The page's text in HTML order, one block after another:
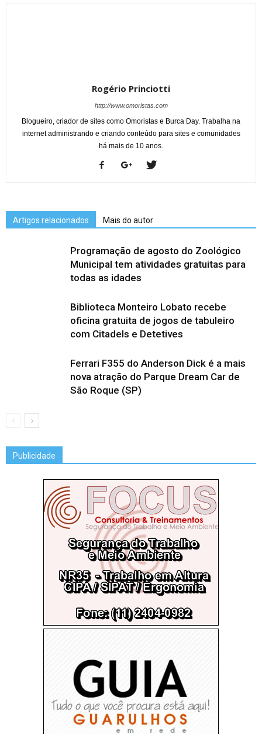
Rogério Princiotti
http://www.omoristas.com
Blogueiro, criador de sites como Omoristas e Burca Day. Trabalha na
internet administrando e criando conteúdo para sites e comunidades
há mais de 10 anos.
Artigos relacionados Mais do autor
Programação de agosto do Zoológico
Municipal tem atividades gratuitas para
todas as idades
Biblioteca Monteiro Lobato recebe
oficina gratuita de jogos de tabuleiro
com Citadels e Detetives
Ferrari F355 do Anderson Dick é a mais
nova atração do Parque Dream Car de
São Roque (SP)
Publicidade